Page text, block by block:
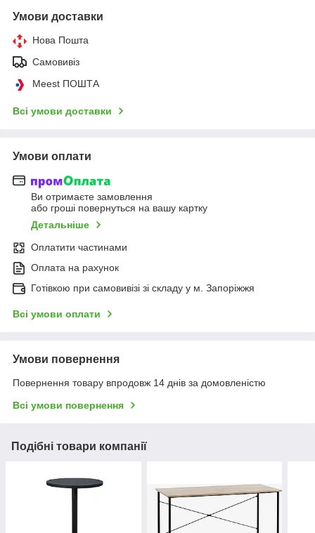
Умови доставки
Нова Пошта
Самовивіз
Meest ПОШТА
Всі умови доставки
Умови оплати
Ви отримаєте замовлення
або гроші повернуться на вашу картку
Детальніше
Оплатити частинами
Оплата на рахунок
Готівкою при самовивізі зі складу у м. Запоріжжя
Всі умови оплати
Умови повернення
Повернення товару впродовж 14 днів за домовленістю
Всі умови повернення
Подібні товари компанії